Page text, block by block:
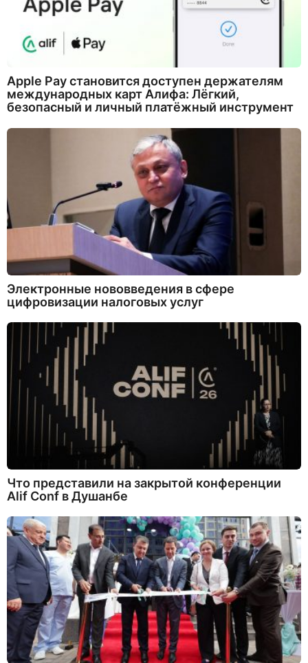
Apple Pay становится доступен держателям
международных карт Алифа: Лёгкий,
безопасный и личный платёжный инструмент
Электронные нововведения в сфере
цифровизации налоговых услуг
Что представили на закрытой конференции
Alif Conf в Душанбе